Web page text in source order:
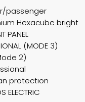
passenger
Hexacube bright
PANEL
(MODE 3)
2)
protection
ELECTRIC